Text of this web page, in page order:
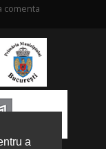
a
comenta